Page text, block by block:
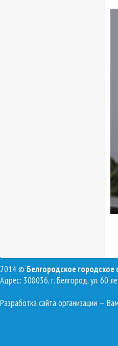
2014 © Белгородское
Адрес: 308036, г. Белгород, ул. 60
Разработка сайта организации —